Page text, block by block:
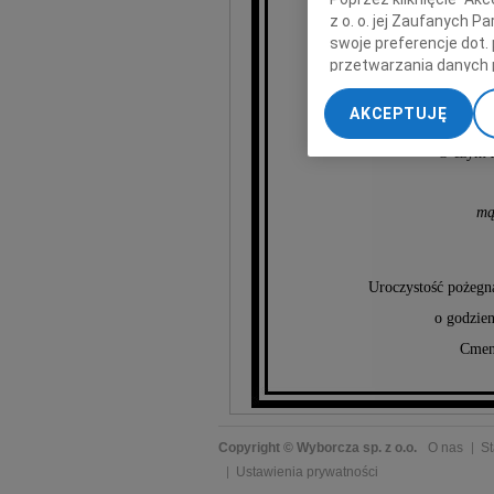
O czym
Uroczystość
o
Copyright © Wyborcza sp. z o.o. O nas
Ustawienia prywatności
z o. o. jej Zaufanych
swoje preferencje dot.
przetwarzania danych
„Ustawienia
My, nasi Zaufani
dokładnych danych
Przechowywanie
AKCEPTUJĘ